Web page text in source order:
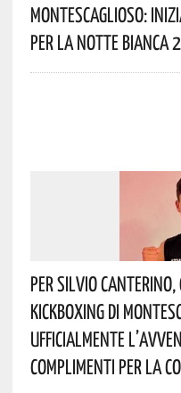
Montescaglioso:
Per La Notte Bianca
Per Silvio
Kickboxing Di
Ufficialmente
Complimenti Per La